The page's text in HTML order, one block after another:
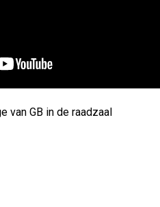
van GB in de raadzaal